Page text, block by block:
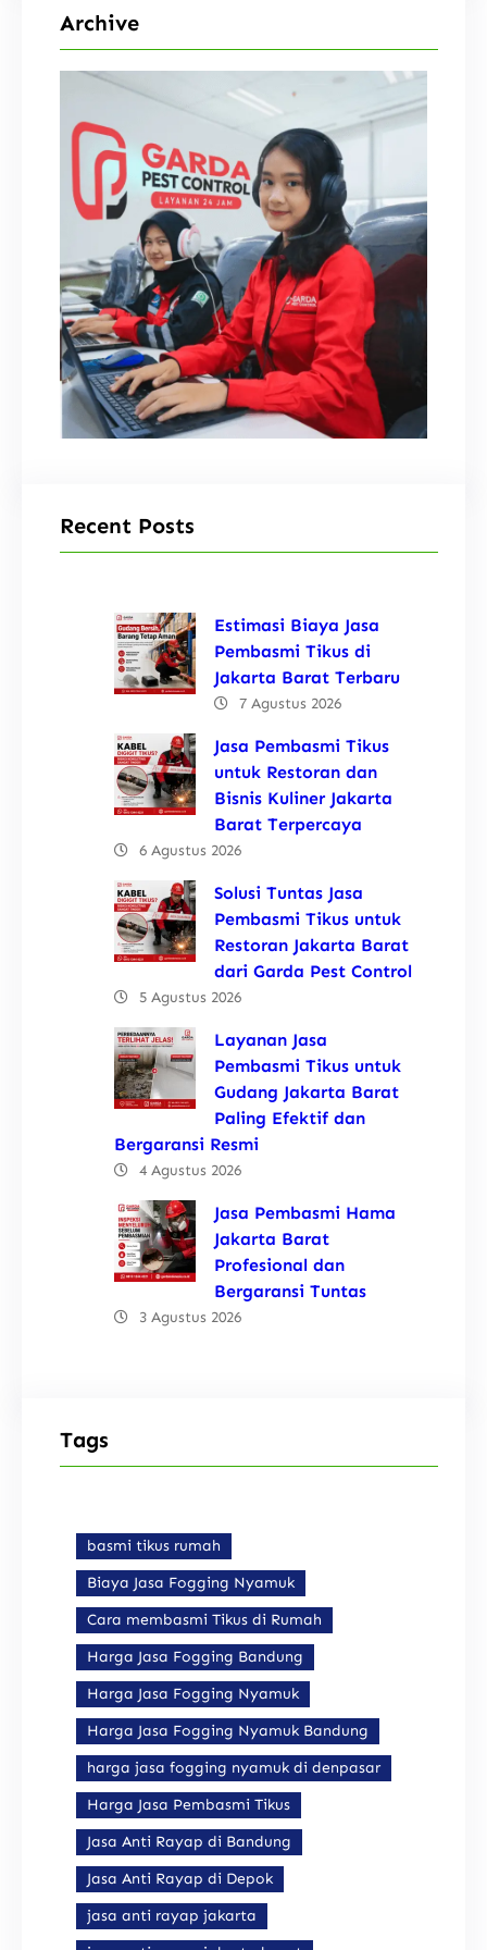
Archive
Recent Posts
Estimasi Biaya Jasa
Pembasmi Tikus di
Jakarta Barat Terbaru
7 Agustus 2026
Jasa Pembasmi Tikus
untuk Restoran dan
Bisnis Kuliner Jakarta
Barat Terpercaya
6 Agustus 2026
Solusi Tuntas Jasa
Pembasmi Tikus untuk
Restoran Jakarta Barat
dari Garda Pest Control
5 Agustus 2026
Layanan Jasa
Pembasmi Tikus untuk
Gudang Jakarta Barat
Paling Efektif dan
Bergaransi Resmi
4 Agustus 2026
Jasa Pembasmi Hama
Jakarta Barat
Profesional dan
Bergaransi Tuntas
3 Agustus 2026
Tags
basmi tikus rumah
Biaya Jasa Fogging Nyamuk
Cara membasmi Tikus di Rumah
Harga Jasa Fogging Bandung
Harga Jasa Fogging Nyamuk
Harga Jasa Fogging Nyamuk Bandung
harga jasa fogging nyamuk di denpasar
Harga Jasa Pembasmi Tikus
Jasa Anti Rayap di Bandung
Jasa Anti Rayap di Depok
jasa anti rayap jakarta